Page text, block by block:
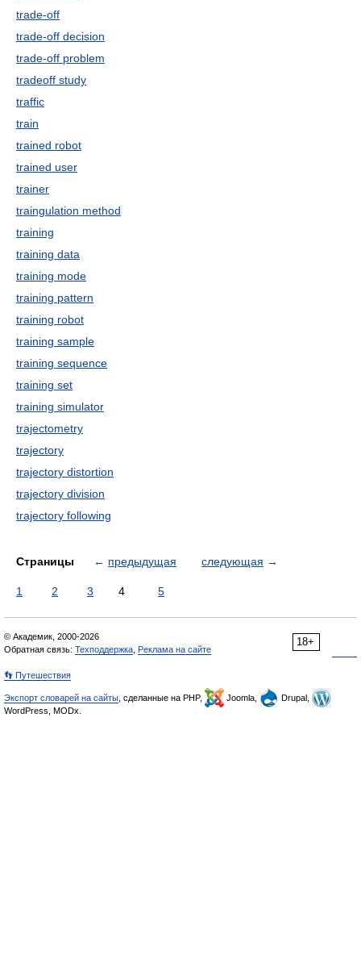
trade-off
trade-off decision
trade-off problem
tradeoff study
traffic
train
trained robot
trained user
trainer
traingulation method
training
training data
training mode
training pattern
training robot
training sample
training sequence
training set
training simulator
trajectometry
trajectory
trajectory distortion
trajectory division
trajectory following
Страницы ← предыдущая следующая →
1 2 3 4 5
18+
© Академик, 2000-2026
Обратная связь: Техподдержка Реклама на сайте
👣 Путешествия
Экспорт словарей на сайты , сделанные на PHP, Joomla,
Drupal,
WordPress, MODx.